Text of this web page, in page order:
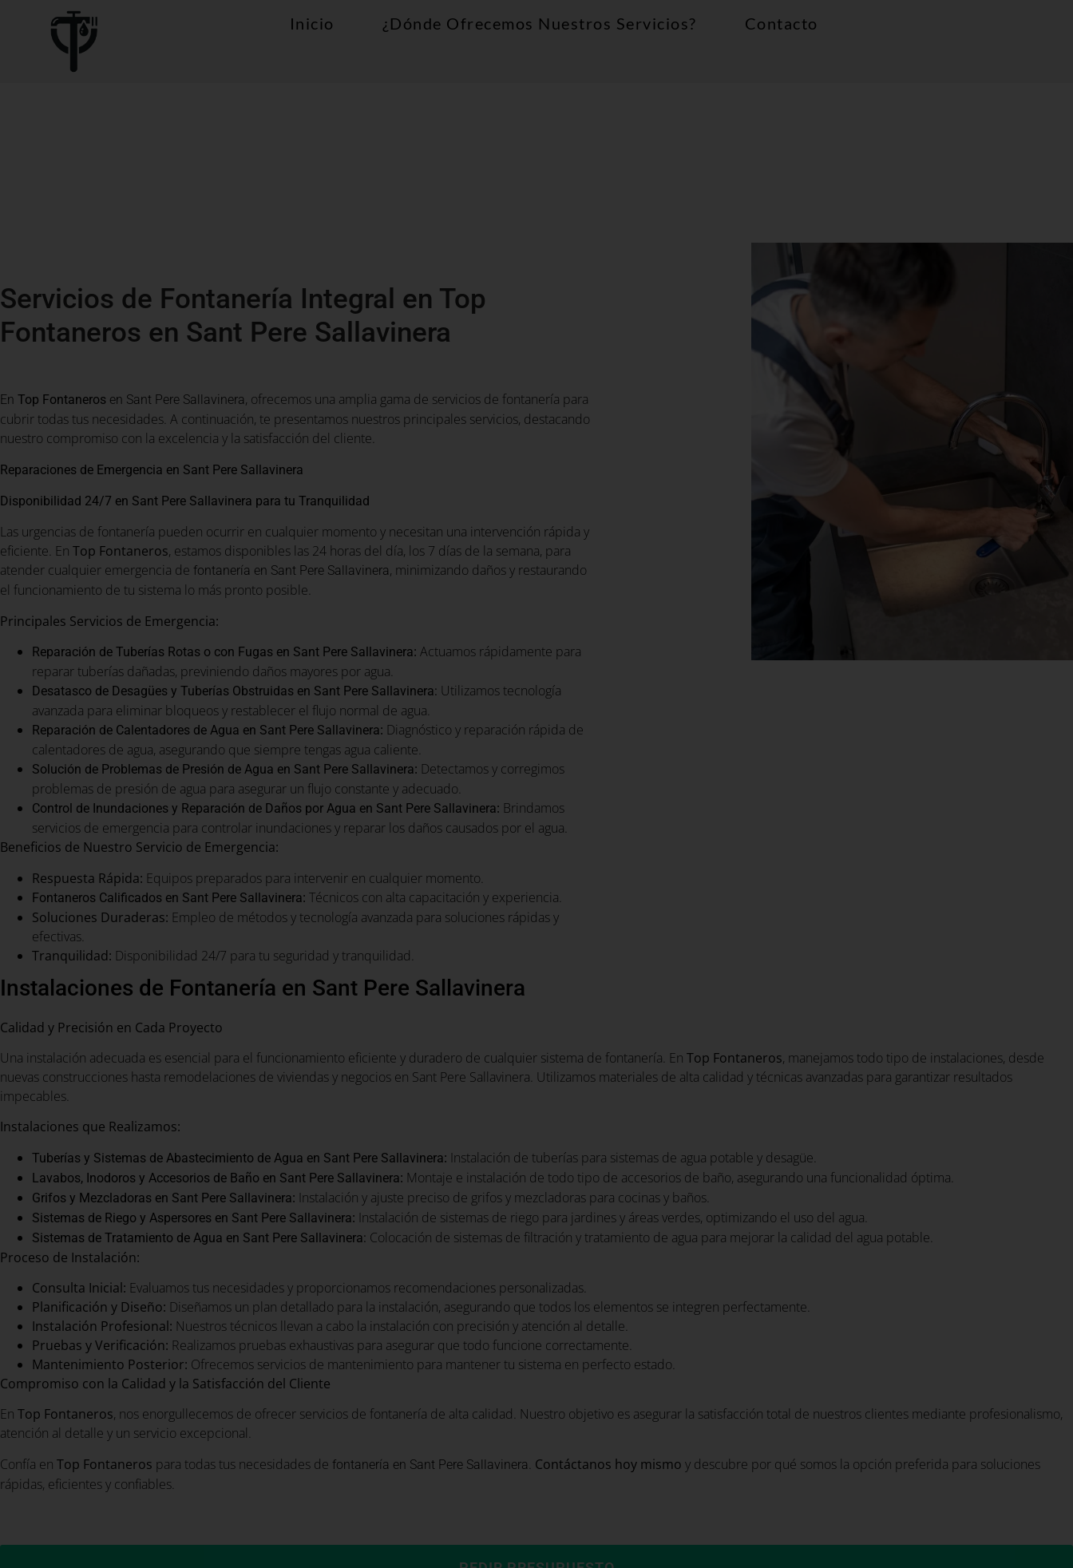
Inicio ¿Dónde Ofrecemos Nuestros Servicios? Contacto
Servicios de Fontanería Integral en Top
Fontaneros en Sant Pere Sallavinera
En Top Fontaneros en Sant Pere Sallavinera, ofrecemos una amplia gama de servicios de fontanería para
cubrir todas tus necesidades. A continuación, te presentamos nuestros principales servicios, destacando
nuestro compromiso con la excelencia y la satisfacción del cliente.
Reparaciones de Emergencia en Sant Pere Sallavinera
Disponibilidad 24/7 en Sant Pere Sallavinera para tu Tranquilidad
Las urgencias de fontanería pueden ocurrir en cualquier momento y necesitan una intervención rápida y
eficiente. En Top Fontaneros, estamos disponibles las 24 horas del día, los 7 días de la semana, para
atender cualquier emergencia de fontanería en Sant Pere Sallavinera, minimizando daños y restaurando
el funcionamiento de tu sistema lo más pronto posible.
Principales Servicios de Emergencia:
Reparación de Tuberías Rotas o con Fugas en Sant Pere Sallavinera: Actuamos rápidamente para
reparar tuberías dañadas, previniendo daños mayores por agua.
Desatasco de Desagües y Tuberías Obstruidas en Sant Pere Sallavinera: Utilizamos tecnología
avanzada para eliminar bloqueos y restablecer el flujo normal de agua.
Reparación de Calentadores de Agua en Sant Pere Sallavinera: Diagnóstico y reparación rápida de
calentadores de agua, asegurando que siempre tengas agua caliente.
Solución de Problemas de Presión de Agua en Sant Pere Sallavinera: Detectamos y corregimos
problemas de presión de agua para asegurar un flujo constante y adecuado.
Control de Inundaciones y Reparación de Daños por Agua en Sant Pere Sallavinera: Brindamos
servicios de emergencia para controlar inundaciones y reparar los daños causados por el agua.
Beneficios de Nuestro Servicio de Emergencia:
Respuesta Rápida: Equipos preparados para intervenir en cualquier momento.
Fontaneros Calificados en Sant Pere Sallavinera: Técnicos con alta capacitación y experiencia.
Soluciones Duraderas: Empleo de métodos y tecnología avanzada para soluciones rápidas y
efectivas.
Tranquilidad: Disponibilidad 24/7 para tu seguridad y tranquilidad.
Instalaciones de Fontanería en Sant Pere Sallavinera
Calidad y Precisión en Cada Proyecto
Una instalación adecuada es esencial para el funcionamiento eficiente y duradero de cualquier sistema de fontanería. En Top Fontaneros, manejamos todo tipo de instalaciones, desde
nuevas construcciones hasta remodelaciones de viviendas y negocios en Sant Pere Sallavinera. Utilizamos materiales de alta calidad y técnicas avanzadas para garantizar resultados
impecables.
Instalaciones que Realizamos:
Tuberías y Sistemas de Abastecimiento de Agua en Sant Pere Sallavinera: Instalación de tuberías para sistemas de agua potable y desagüe.
Lavabos, Inodoros y Accesorios de Baño en Sant Pere Sallavinera: Montaje e instalación de todo tipo de accesorios de baño, asegurando una funcionalidad óptima.
Grifos y Mezcladoras en Sant Pere Sallavinera: Instalación y ajuste preciso de grifos y mezcladoras para cocinas y baños.
Sistemas de Riego y Aspersores en Sant Pere Sallavinera: Instalación de sistemas de riego para jardines y áreas verdes, optimizando el uso del agua.
Sistemas de Tratamiento de Agua en Sant Pere Sallavinera: Colocación de sistemas de filtración y tratamiento de agua para mejorar la calidad del agua potable.
Proceso de Instalación:
Consulta Inicial: Evaluamos tus necesidades y proporcionamos recomendaciones personalizadas.
Planificación y Diseño: Diseñamos un plan detallado para la instalación, asegurando que todos los elementos se integren perfectamente.
Instalación Profesional: Nuestros técnicos llevan a cabo la instalación con precisión y atención al detalle.
Pruebas y Verificación: Realizamos pruebas exhaustivas para asegurar que todo funcione correctamente.
Mantenimiento Posterior: Ofrecemos servicios de mantenimiento para mantener tu sistema en perfecto estado.
Compromiso con la Calidad y la Satisfacción del Cliente
En Top Fontaneros, nos enorgullecemos de ofrecer servicios de fontanería de alta calidad. Nuestro objetivo es asegurar la satisfacción total de nuestros clientes mediante profesionalismo,
atención al detalle y un servicio excepcional.
Confía en Top Fontaneros para todas tus necesidades de fontanería en Sant Pere Sallavinera. Contáctanos hoy mismo y descubre por qué somos la opción preferida para soluciones
rápidas, eficientes y confiables.